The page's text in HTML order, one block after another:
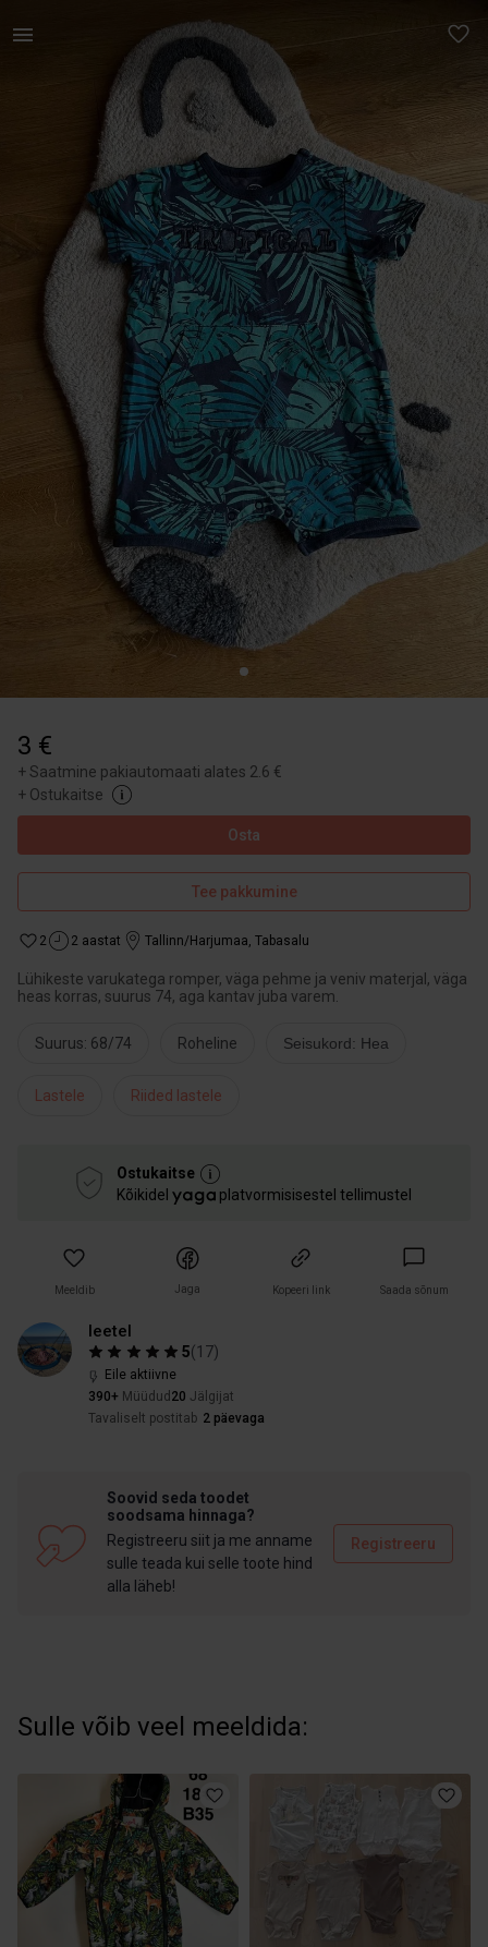
3 €
+Saatmine pakiautomaati alates 2.6 €
+ Ostukaitse
Osta
Tee pakkumine
2 2 aastat Tallinn/Harjumaa, Tabasalu
Lühikeste varukatega romper, väga pehme ja veniv materjal, väga
heas korras, suurus 74, aga kantav juba varem.
Suurus: 68/74 Roheline Seisukord: Hea
Lastele Riided lastele
Ostukaitse
Kõikidel
platvormisisestel tellimustel
Meeldib Jaga Kopeeri link Saada sõnum
leetel
5(17)
Eile aktiivne
390+ Müüdud 20 Jälgijat
Tavaliselt postitab 2 päevaga
Soovid seda toodet
soodsama hinnaga?
Registreeru siit ja me anname
sulle teada kui selle toote hind
alla läheb!
Registreeru
Sulle võib veel meeldida: